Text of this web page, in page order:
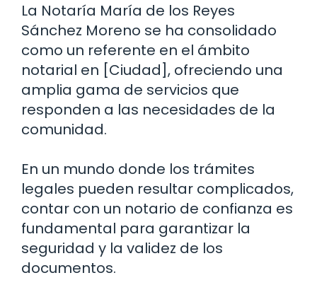
La Notaría María de los Reyes
Sánchez Moreno se ha consolidado
como un referente en el ámbito
notarial en [Ciudad], ofreciendo una
amplia gama de servicios que
responden a las necesidades de la
comunidad.
En un mundo donde los trámites
legales pueden resultar complicados,
contar con un notario de confianza es
fundamental para garantizar la
seguridad y la validez de los
documentos.